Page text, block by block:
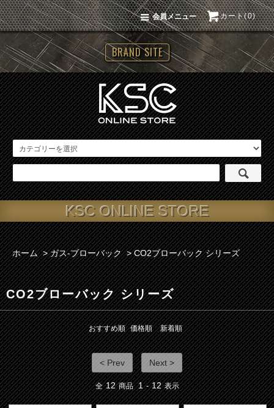
カート(0)
会員メニュー
BRAND SITE
KSC ONLINE STORE
ホーム >ガス-ブローバック >CO2ブローバック シリーズ
CO2ブローバック シリーズ
おすすめ順 価格順 新着順
< Prev Next >
全 12 商品 1 - 12 表示